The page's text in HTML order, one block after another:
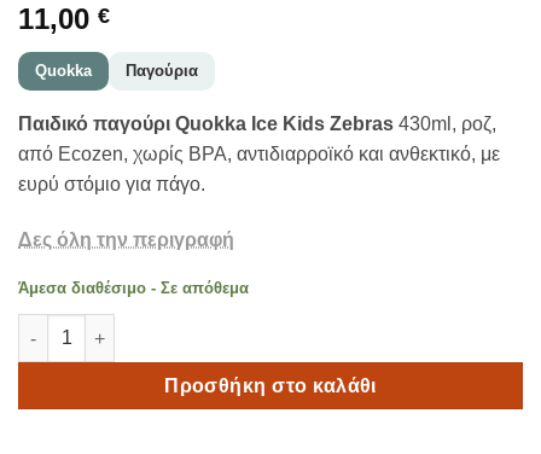
11,00 €
Quokka Παγούρια
Παιδικό παγούρι Quokka Ice Kids Zebras 430ml, ροζ,
από Ecozen, χωρίς BPA, αντιδιαρροϊκό και ανθεκτικό, με
ευρύ στόμιο για πάγο.
Δες όλη την περιγραφή
Άμεσα διαθέσιμο - Σε απόθεμα
Quokka Ice Kids Zebras Παιδικό Παγούρι Πλαστικό Pink 430ml
Προσθήκη στο καλάθι